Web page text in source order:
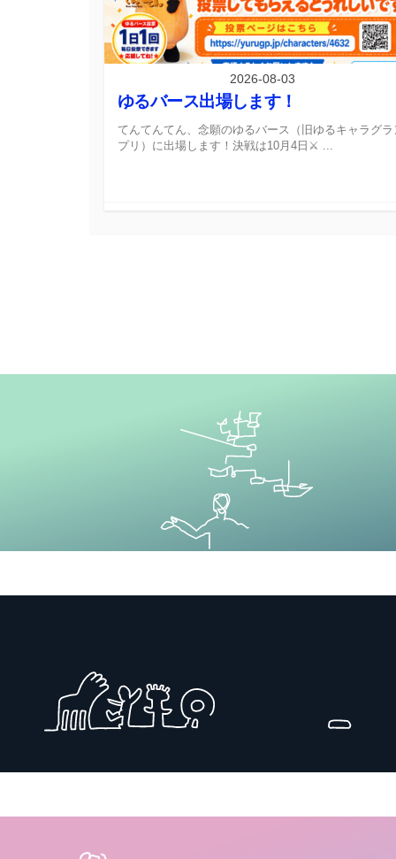
2026-08-03
ゆるバース出場します！
てんてんてん、念願のゆるバース（旧ゆるキャラグラ
プリ）に出場します！決戦は10月4日⚔️ ...